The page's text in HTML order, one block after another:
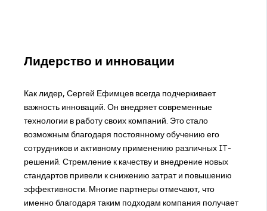
Лидерство и инновации
Как лидер, Сергей Ефимцев всегда подчеркивает
важность инноваций. Он внедряет современные
технологии в работу своих компаний. Это стало
возможным благодаря постоянному обучению его
сотрудников и активному применению различных IT-
решений. Стремление к качеству и внедрение новых
стандартов привели к снижению затрат и повышению
эффективности. Многие партнеры отмечают, что
именно благодаря таким подходам компания получает